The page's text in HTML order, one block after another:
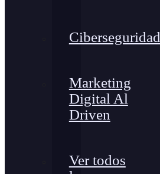
Ciberseguridad
Marketing
Digital Al
Driven
Ver todos